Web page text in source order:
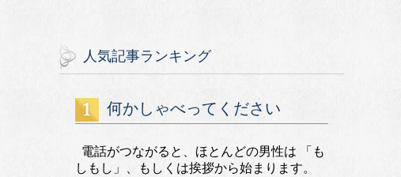
人気記事ランキング
何かしゃべってください
電話がつながると、ほとんどの男性は 「も
しもし」、もしくは挨拶から始まります。